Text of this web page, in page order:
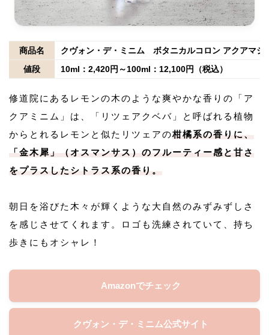
商品名
クヴォン・デ・ミニム ボタニカルコロン アクアマジ
値段
10ml：2,420円～100ml：12,100円（税込）
修道院にあるレモンの木のような爽やかな香りの「ア
クアミニム」は、「リツェアクベバ」と呼ばれる植物
からとれるレモンと似たリツェアの柑橘系の香りに、
「金木犀」（オスマンサス）のフルーティー感と甘さ
をプラスしたシトラス系の香り。
朝日を浴びた木々が輝くような大自然のみずみずしさ
を感じさせてくれます。ロゴも洗練されていて、持ち
歩きにもオシャレ！
Amazonでチェック
クヴォン・デ・ミニム公式サイト